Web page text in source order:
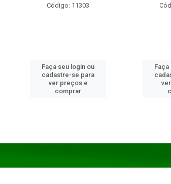
Código: 11303
Faça seu login ou
cadastre-se para
ver preços e
comprar
Faça